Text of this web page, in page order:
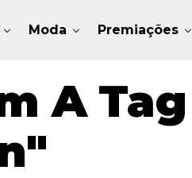
Moda Premiações
A